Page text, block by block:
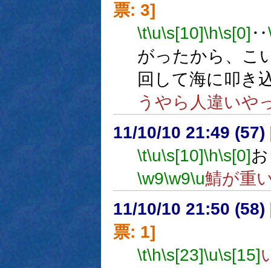
票: 3]
\t\u\s[10]\h\s[0] ‥
がったから、こ
回して海に叩き
うやら人違いや
11/10/10 21:49 (57)
\t\u\s[10]\h\s[0]
\w9\w9\u鯖が重
11/10/10 21:50 (58)
票: 1]
\t\h\s[23]\u\s[15]